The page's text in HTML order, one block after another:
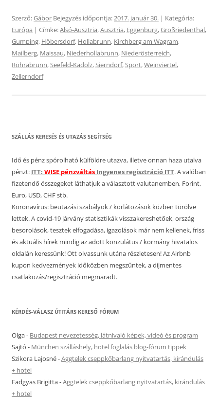
Szerző:Gábor Bejegyzés időpontja:2017. január 30. | Kategória:
Európa | Címke:Alsó-Ausztria,Ausztria, Eggenburg,Großriedenthal,
Gumping, Höbersdorf, Hollabrunn, Kirchberg am Wagram,
Mailberg, Maissau, Niederhollabrunn, Niederösterreich,
Röhrabrunn,Seefeld-Kadolz,Sierndorf,Sport,Weinviertel,
Zellerndorf
SZÁLLÁS KERESÉS ÉS UTAZÁS SEGÍTSÉG
Idő és pénz spórolható külföldre utazva, illetve onnan haza utalva
pénzt: ITT: WISE pénzváltás Ingyenes regisztráció ITT. A valóban
fizetendő összegeket láthatjuk a választott valutanemben, Forint,
Euro, USD, CHF stb.
Koronavírus: beutazási szabályok / korlátozások közben törölve
lettek. A covid-19 járvány statisztikák visszakereshetőek, ország
besorolások, tesztek elfogadása, igazolások már nem kellenek, friss
és aktuális hírek mindig az adott konzulátus / kormány hivatalos
oldalán keressünk! Ott olvassunk utána részletesen! Az Airbnb
kupon kedvezmények időközben megszűntek, a díjmentes
csatlakozás/regisztráció megmaradt.
KÉRDÉS-VÁLASZ ÚTITÁRS KERESŐ FÓRUM
Olga- Budapest nevezetesség, látnivaló képek, videó és program
Sajtó - München szálláshely, hotel foglalás blog-fórum tippek
Szikora Lajosné-Aggtelek cseppkőbarlang nyitvatartás, kirándulás
+ hotel
Fadgyas Brigitta-Aggtelek cseppkőbarlang nyitvatartás, kirándulás
+ hotel